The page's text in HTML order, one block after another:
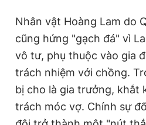
Nhân vật Hoàng Lam do
cũng hứng "gạch đá" vì
vô tư, phụ thuộc vào gia
trách nhiệm với chồng.
bị cho là gia trưởng, khắt
trách móc vợ. Chính sự